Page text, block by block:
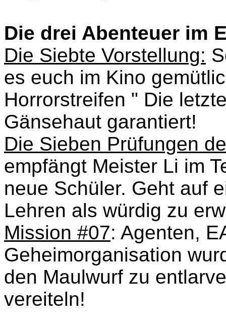
Die drei Abenteuer im
Die Siebte Vorstellung:
es euch im Kino
Horrorstreifen " Die
Gänsehaut garantiert!
Die Sieben Prüfungen
empfängt Meister Li im
neue Schüler. Geht auf
Lehren als würdig zu
Mission #07: Agenten,
Geheimorganisation
den Maulwurf zu
vereiteln!